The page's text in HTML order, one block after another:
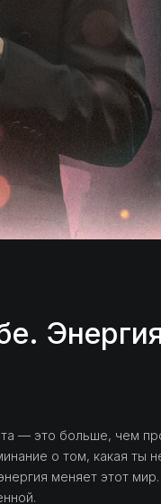
— это больше, чем
о том, какая ты
меняет этот